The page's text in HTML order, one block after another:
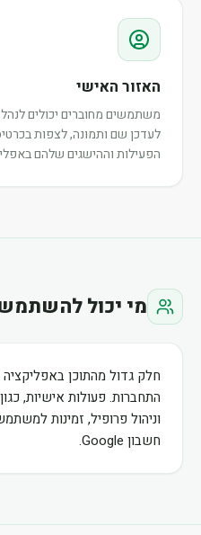
האזור האישי
משתמשים מחוברים יכולים
לעדכן שם ותמונה, לצפות
הפעילות וההישגים שלהם
מי יכול
חלק גדול מהתוכן
התחברות. פעולות אישיות,
וניהול פרופיל, זמינות
חשבון Google.